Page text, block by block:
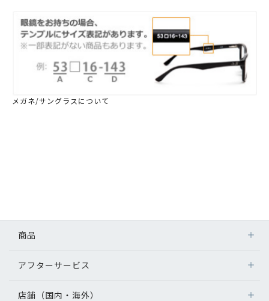
メガネ/サングラスについて
商品
アフターサービス
店舗（国内・海外）